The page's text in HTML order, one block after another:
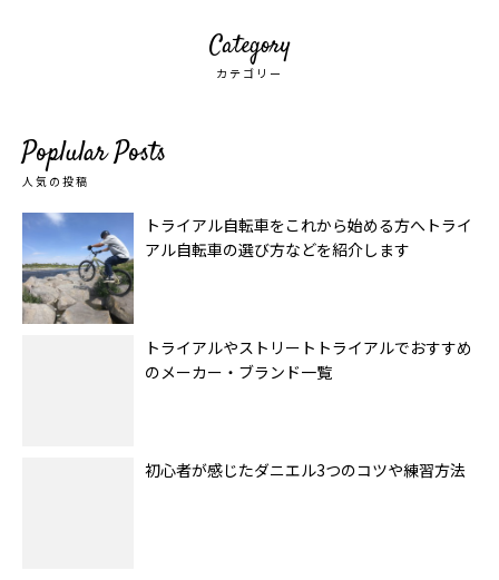
Category
カテゴリー
Poplular Posts
人気の投稿
トライアル自転車をこれから始める方へトライ
アル自転車の選び方などを紹介します
トライアルやストリートトライアルでおすすめ
のメーカー・ブランド一覧
初心者が感じたダニエル3つのコツや練習方法